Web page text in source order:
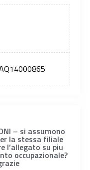
– si assumono
la stessa filiale
l’allegato su piu
occupazionale?